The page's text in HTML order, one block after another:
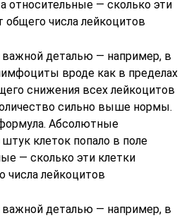
относительные — сколько эти
общего числа лейкоцитов
деталью — например, в
вроде как в пределах
снижения всех лейкоцитов
сильно выше нормы.
Абсолютные
клеток попало в поле
— сколько эти клетки
числа лейкоцитов
деталью — например, в